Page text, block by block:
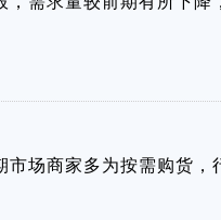
市场商家多为按需购货